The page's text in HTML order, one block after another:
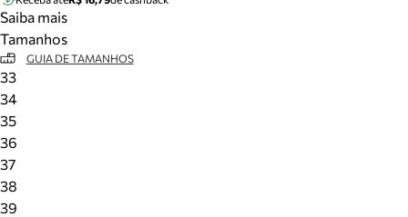
Meus pedidos
Acompanhe seus pedidos e solicite devoluções.
Saiba mais
Tamanhos
GUIA DE TAMANHOS
33
34
35
36
37
38
39